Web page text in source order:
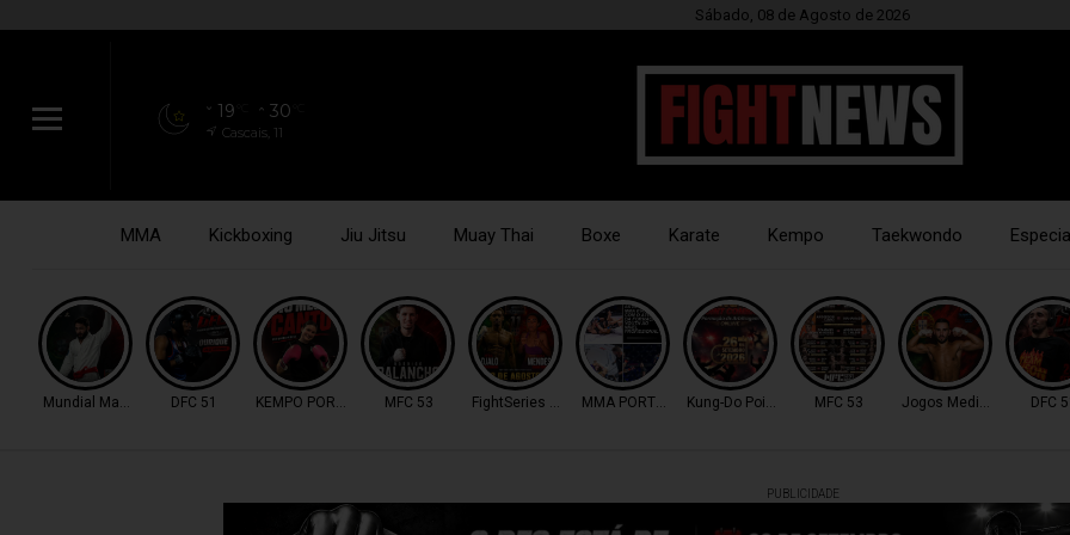
Sábado, 08 de Agosto de 2026
19 30
Cascais, 11
MMA Kickboxing Jiu Jitsu Muay Thai Boxe Karate Kempo Taekwondo
Mundial Master IBJJFDFC 51 KEMPO PORTUGAL MFC 53 FightSeries 11 MMA PORTUGALKung-Do Point CombatMFC 53 Jogos MediterrâneoDFC
PUBLICIDADE